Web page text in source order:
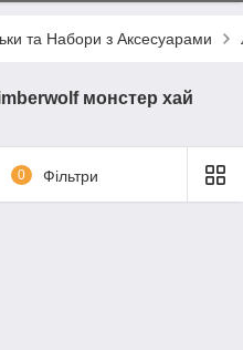
та Набори з Аксесуарами
монстер хай
0 Фільтри